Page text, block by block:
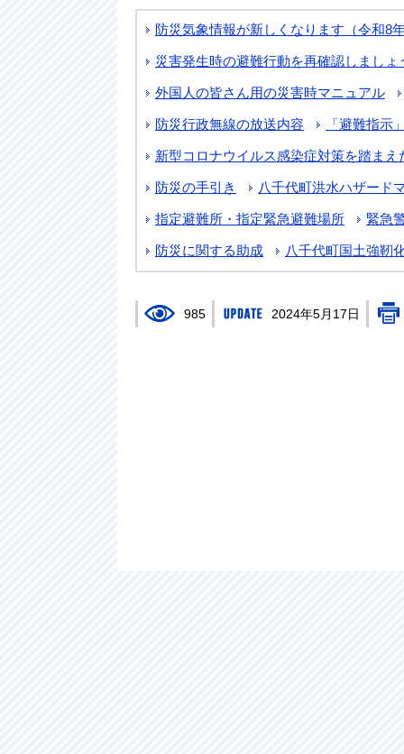
防災気象情報が新しくなります（令和8
災害発生時の避難行動を再確認しましょ
外国人の皆さん用の災害時マニュアル
防災行政無線の放送内容 「避難指示
新型コロナウイルス感染症対策を踏まえ
防災の手引き 八千代町洪水ハザード
指定避難所・指定緊急避難場所 緊急
防災に関する助成 八千代町国土強靭
985 2024年5月17日